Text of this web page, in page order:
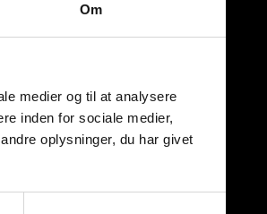
Om
medier og til at analysere
inden for sociale medier,
oplysninger, du har givet